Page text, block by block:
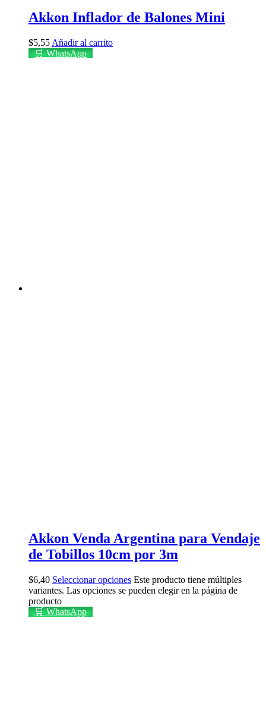
Akkon Inflador de Balones Mini
$5,55 Añadir al carrito
🛒 WhatsApp
Akkon Venda Argentina para Vendaje
de Tobillos 10cm por 3m
$6,40 Seleccionar opciones Este producto tiene múltiples
variantes. Las opciones se pueden elegir en la página de
producto
🛒 WhatsApp